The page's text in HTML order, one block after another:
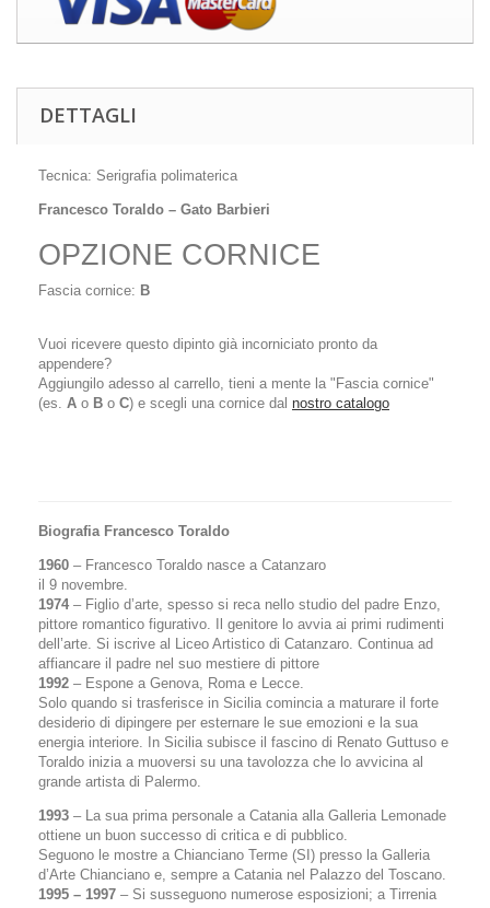
DETTAGLI
Tecnica: Serigrafia polimaterica
Francesco Toraldo – Gato Barbieri
OPZIONE CORNICE
Fascia cornice: B
Vuoi ricevere questo dipinto già incorniciato pronto da
appendere?
Aggiungilo adesso al carrello, tieni a mente la "Fascia cornice"
(es. A o B o C) e scegli una cornice dal nostro catalogo
Biografia Francesco Toraldo
1960 – Francesco Toraldo nasce a Catanzaro
il 9 novembre.
1974 – Figlio d’arte, spesso si reca nello studio del padre Enzo,
pittore romantico figurativo. Il genitore lo avvia ai primi rudimenti
dell’arte. Si iscrive al Liceo Artistico di Catanzaro. Continua ad
affiancare il padre nel suo mestiere di pittore
1992 – Espone a Genova, Roma e Lecce.
Solo quando si trasferisce in Sicilia comincia a maturare il forte
desiderio di dipingere per esternare le sue emozioni e la sua
energia interiore. In Sicilia subisce il fascino di Renato Guttuso e
Toraldo inizia a muoversi su una tavolozza che lo avvicina al
grande artista di Palermo.
1993 – La sua prima personale a Catania alla Galleria Lemonade
ottiene un buon successo di critica e di pubblico.
Seguono le mostre a Chianciano Terme (SI) presso la Galleria
d’Arte Chianciano e, sempre a Catania nel Palazzo del Toscano.
1995 – 1997 – Si susseguono numerose esposizioni; a Tirrenia